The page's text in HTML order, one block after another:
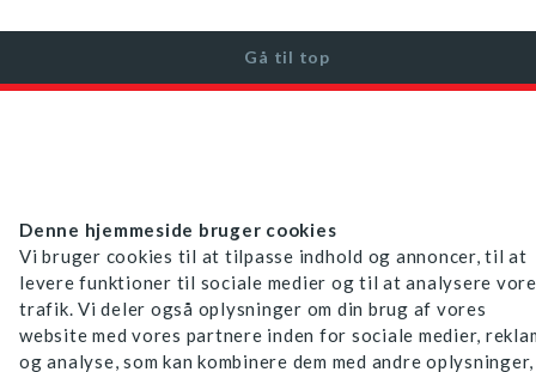
Gå til top
Denne hjemmeside bruger cookies
Vi bruger cookies til at tilpasse indhold og annoncer, til at
levere funktioner til sociale medier og til at analysere
trafik. Vi deler også oplysninger om din brug af vores
website med vores partnere inden for sociale medier,
og analyse, som kan kombinere dem med andre oplysninger,